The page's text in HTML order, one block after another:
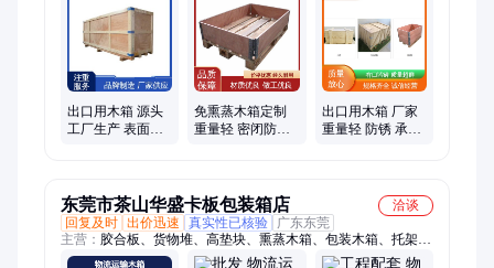
标托盘、热收缩膜包、物流仓储木架、打包物流木托盘
出口用木箱 源头
工厂生产 表面光
免熏蒸木箱定制
重量轻 密闭防潮
出口用木箱 厂家
重量轻 防锈 承载
东莞市茶山华盛卡板包装箱店
洽谈
回复及时 出价迅速 真实性已核验
广东东莞
主营： 胶合板、货物堆、高垫块、熏蒸木箱、包装木箱、托架
垫、木托盘、集装箱、装定制、包装箱、仓储垫、包装方、实木